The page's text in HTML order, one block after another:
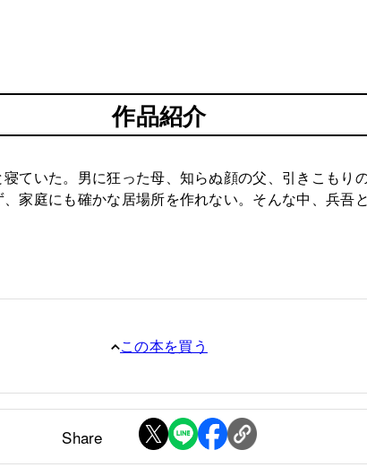
作品紹介
ていた。男に狂った母、知らぬ顔の父、引きこも
家庭にも確かな居場所を作れない。そんな中、兵吾
この本を買う
Share